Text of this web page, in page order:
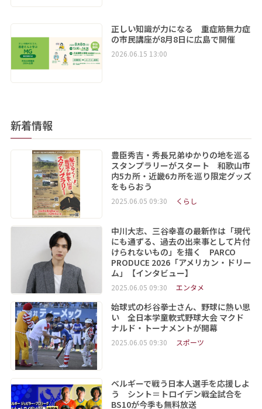
正しい知識が力になる 重症筋無力症
の市民講座が8月8日に広島で開催
2026.06.15 13:00
新着情報
豊臣秀吉・秀長兄弟ゆかりの地を巡る
スタンプラリーがスタート 和歌山市
内5カ所・近畿6カ所を巡り限定グッズ
をもらおう
2025.06.05 09:30 くらし
中川大志、三谷幸喜の最新作は「現代
にも通ずる、過去の出来事として片付
けられないもの」を描く PARCO
PRODUCE 2026「アメリカン・ドリー
ム」【インタビュー】
2025.06.05 09:30 エンタメ
始球式の杉谷拳士さん、野球に熱い思
い 全日本学童軟式野球大会 マクド
ナルド・トーナメントが開幕
2025.06.05 09:30 スポーツ
ベルギーで戦う日本人選手を応援しよ
う シント＝トロイデン戦全試合を
BS10が今季も無料放送